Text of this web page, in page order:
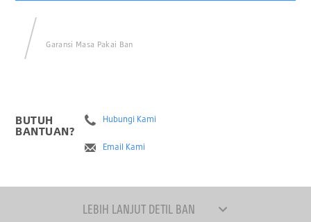
Garansi Masa Pakai Ban
BUTUH
BANTUAN?
Hubungi Kami
Email Kami
LEBIH LANJUT DETIL BAN